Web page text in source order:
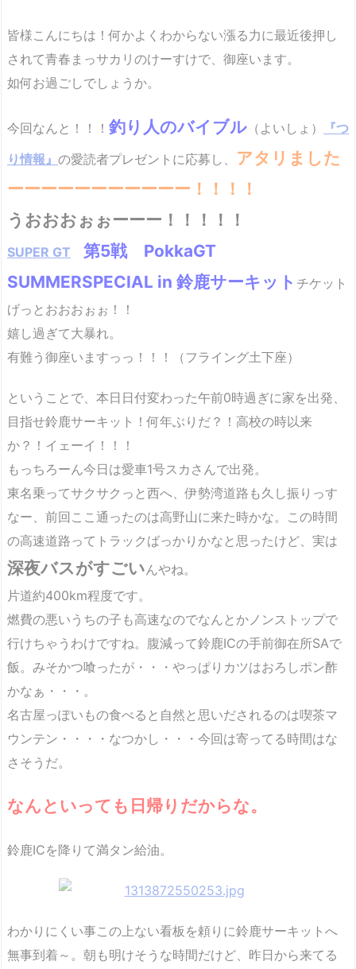
皆様こんにちは！何かよくわからない漲る力に最近後押し
されて青春まっサカリのけーすけで、御座います。
如何お過ごしでしょうか。
今回なんと！！！ 釣り人のバイブル （よいしょ）
『つ
り情報』 の愛読者プレゼントに応募し、 アタリました
ーーーーーーーーーーー！！！！
うおおおぉぉーーー！！！！！
SUPER GT
第5戦 PokkaGT
SUMMERSPECIAL in 鈴鹿サーキット チケット
げっとおおおぉぉ！！
嬉し過ぎて大暴れ。
有難う御座いますっっ！！！（フライング土下座）
ということで、本日日付変わった午前0時過ぎに家を出発、
目指せ鈴鹿サーキット！何年ぶりだ？！高校の時以来
か？！イェーイ！！！
もっちろーん今日は愛車1号スカさんで出発。
東名乗ってサクサクっと西へ、伊勢湾道路も久し振りっす
なー、前回ここ通ったのは高野山に来た時かな。この時間
の高速道路ってトラックばっかりかなと思ったけど、実は
深夜バスがすごいんやね。
片道約400km程度です。
燃費の悪いうちの子も高速なのでなんとかノンストップで
行けちゃうわけですね。腹減って鈴鹿ICの手前御在所SAで
飯。みそかつ喰ったが・・・やっぱりカツはおろしポン酢
かなぁ・・・。
名古屋っぽいもの食べると自然と思いだされるのは喫茶マ
ウンテン・・・・なつかし・・・今回は寄ってる時間はな
さそうだ。
なんといっても日帰りだからな。
鈴鹿ICを降りて満タン給油。
わかりにくい事この上ない看板を頼りに鈴鹿サーキットへ
無事到着～。朝も明けそうな時間だけど、昨日から来てる